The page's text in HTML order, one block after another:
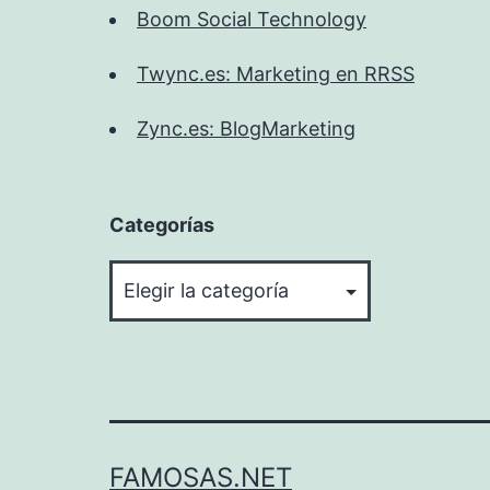
Boom Social Technology
Twync.es: Marketing en RRSS
Zync.es: BlogMarketing
Categorías
FAMOSAS.NET